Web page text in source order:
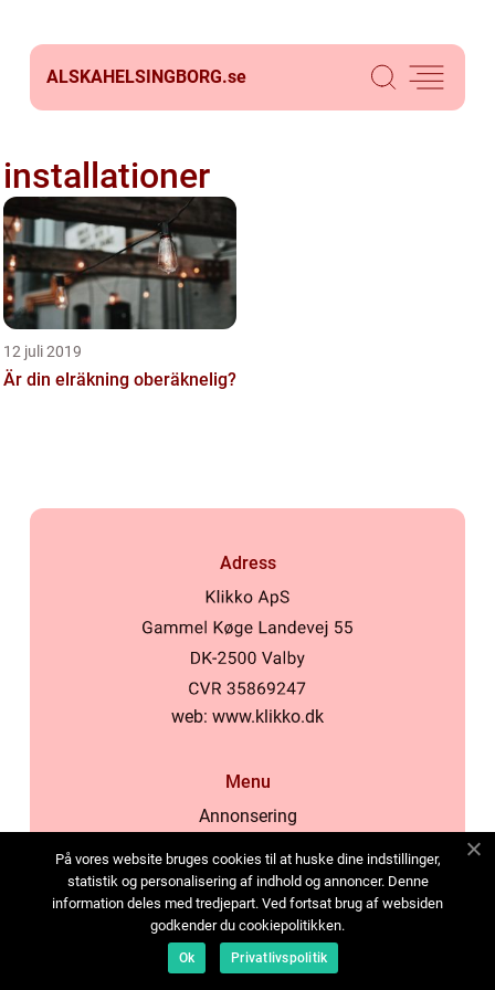
ALSKAHELSINGBORG.se
installationer
12 juli 2019
Är din elräkning oberäknelig?
Adress
web: www.klikko.dk
Menu
Annonsering
Cookies
Kontakta oss
Sitemap
På vores website bruges cookies til at huske dine indstillinger,
statistik og personalisering af indhold og annoncer. Denne
information deles med tredjepart. Ved fortsat brug af websiden
godkender du cookiepolitikken.
Ok Privatlivspolitik